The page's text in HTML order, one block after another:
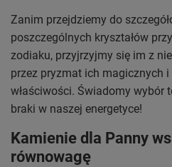
Zanim przejdziemy do
poszczególnych kryształów
zodiaku, przyjrzyjmy się im z
przez pryzmat ich magicznych
właściwości. Świadomy wybór
braki w naszej energetyce!
Kamienie dla Panny
równowagę